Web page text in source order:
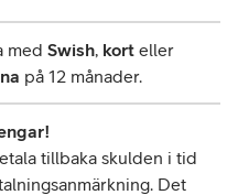
med Swish, kort eller
på 12 månader.
tillbaka skulden i tid
Det